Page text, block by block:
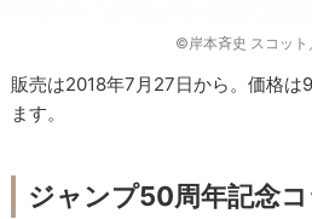
©岸本斉史 スコット
販売は2018年7月27日から。価格は
ます。
ジャンプ50周年記念